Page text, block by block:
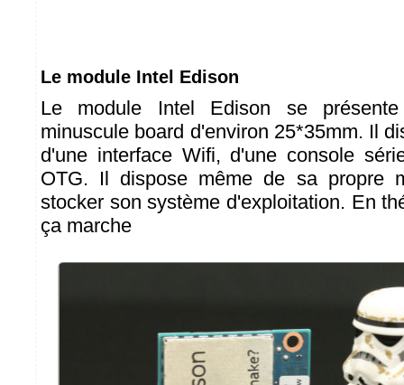
Le module Intel Edison
Le module Intel Edison se
minuscule board d'environ 25*35mm. Il
d'une interface Wifi, d'une console
OTG. Il dispose même de sa propre
stocker son système d'exploitation. En
ça marche